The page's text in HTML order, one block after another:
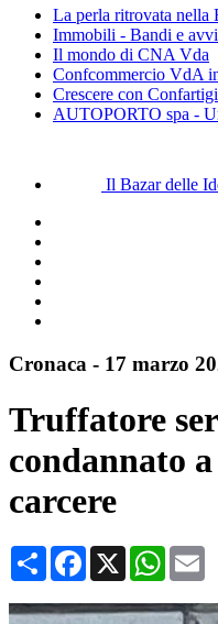
La perla ritrovata nella
Immobili - Bandi e
Il mondo di CNA Vda
Confcommercio VdA
Crescere con
AUTOPORTO spa -
Il Bazar delle
Cronaca - 17 marzo
Truffatore
condannato
carcere
CondividiFacebook
X